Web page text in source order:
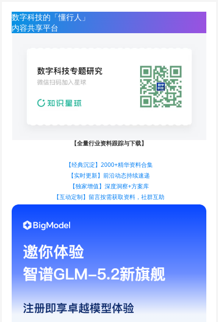
数字科技的「懂行人」
内容共享平台
【全量行业资料跟踪与下载】
【经典沉淀】2000+精华资料合集
【实时更新】前沿动态持续速递
【独家增值】深度洞察+方案库
【互动定制】留言按需获取资料，社群互助